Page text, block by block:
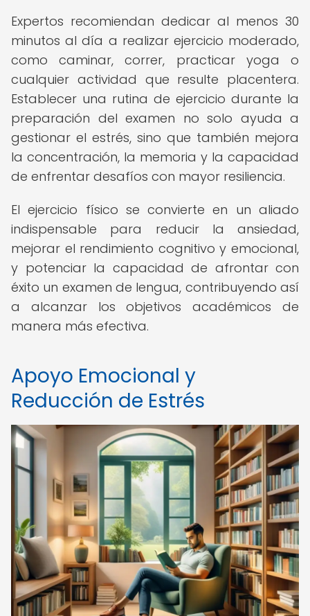
Expertos recomiendan dedicar al menos 30
minutos al día a realizar ejercicio moderado,
como caminar, correr, practicar yoga o
cualquier actividad que resulte placentera.
Establecer una rutina de ejercicio durante la
preparación del examen no solo ayuda a
gestionar el estrés, sino que también mejora
la concentración, la memoria y la capacidad
de enfrentar desafíos con mayor resiliencia.
El ejercicio físico se convierte en un aliado
indispensable para reducir la ansiedad,
mejorar el rendimiento cognitivo y emocional,
y potenciar la capacidad de afrontar con
éxito un examen de lengua, contribuyendo así
a alcanzar los objetivos académicos de
manera más efectiva.
Apoyo Emocional y
Reducción de Estrés